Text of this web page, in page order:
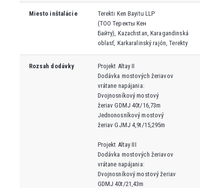
Miesto inštalácie
Terekti Ken Bayitu LLP
(ТООТеректы Кен
Байту), Kazachstan, Karagandinská
oblasť, Karkaralinský rajón, Terekty
Rozsah dodávky
Projekt Altay II
Dodávka mostových žeriavov
vrátane napájania:
Dvojnosníkový mostový
žeriav GDMJ 40t/16,73m
Jednonosníkový mostový
žeriav GJMJ 4,9t/15,295m
Projekt Altay III
Dodávka mostových žeriavov
vrátane napájania:
Dvojnosníkový mostový žeriav
GDMJ 40t/21,43m